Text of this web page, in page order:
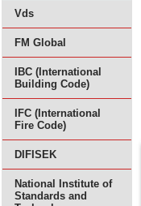
Vds
FM Global
IBC (International
Building Code)
IFC (International
Fire Code)
DIFISEK
National Institute of
Standards and